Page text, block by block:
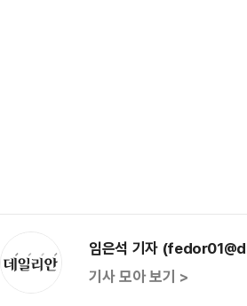
임은석 기자
기사 모아 보기 >